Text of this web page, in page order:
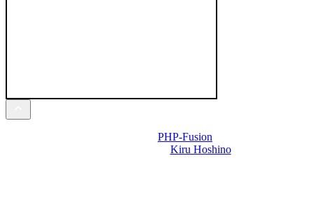
PHP-Fusion
Kiru Hoshino